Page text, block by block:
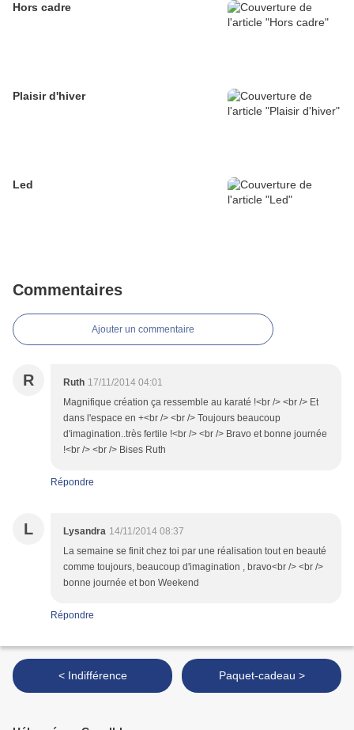
Hors cadre
Plaisir d'hiver
Led
Commentaires
Ajouter un commentaire
R Ruth 17/11/2014 04:01
Magnifique création ça ressemble au karaté !<br /> <br /> Et
dans l'espace en +<br /> <br /> Toujours beaucoup
d'imagination..très fertile !<br /> <br /> Bravo et bonne journée
!<br /> <br /> Bises Ruth
Répondre
L Lysandra 14/11/2014 08:37
La semaine se finit chez toi par une réalisation tout en beauté
comme toujours, beaucoup d'imagination , bravo<br /> <br />
bonne journée et bon Weekend
Répondre
< Indifférence Paquet-cadeau >